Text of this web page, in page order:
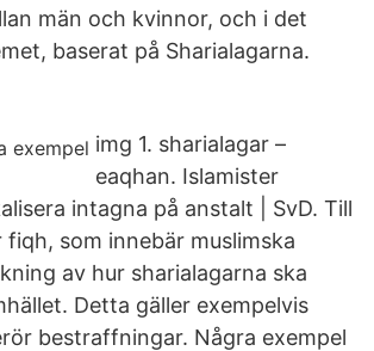
män och kvinnor, och i det
baserat på Sharialagarna.
img 1. sharialagar –
eaqhan. Islamister
intagna på anstalt | SvD. Till
som innebär muslimska
av hur sharialagarna ska
Detta gäller exempelvis
bestraffningar. Några exempel